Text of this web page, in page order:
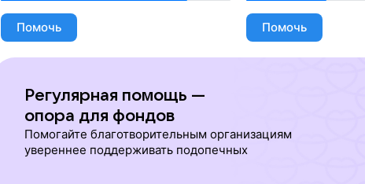
Помочь Помочь
Регулярная помощь —
опора для фондов
Помогайте благотворительным организациям
увереннее поддерживать подопечных